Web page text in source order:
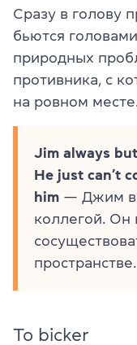
Сразу в голову
бьются
природных
противника, с
на ровном
Jim always
He just can’t
him — Джим
коллегой. Он
пространстве.
To bicker